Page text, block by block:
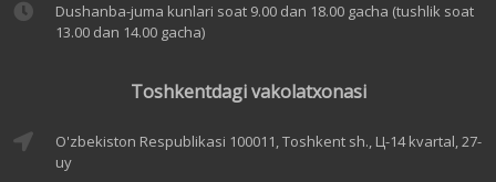
Dushanba-juma kunlari soat 9.00 dan 18.00 gacha (tushlik soat
13.00 dan 14.00 gacha)
Toshkentdagi vakolatxonasi
O'zbekiston Respublikasi 100011, Toshkent sh., Ц-14 kvartal, 27-
uy